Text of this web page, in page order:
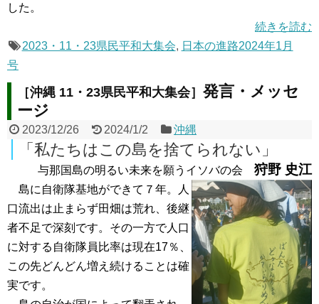
した。
続きを読む
2023・11・23県民平和大集会, 日本の進路2024年1月
号
［沖縄 11・23県民平和大集会］ 発言・メッセ
ージ
2023/12/26 2024/1/2 沖縄
「私たちはこの島を捨てられない」
与那国島の明るい未来を願うイソバの会 狩野 史江
島に自衛隊基地ができて７年。人
口流出は止まらず田畑は荒れ、後継
者不足で深刻です。その一方で人口
に対する自衛隊員比率は現在17％、
この先どんどん増え続けることは確
実です。